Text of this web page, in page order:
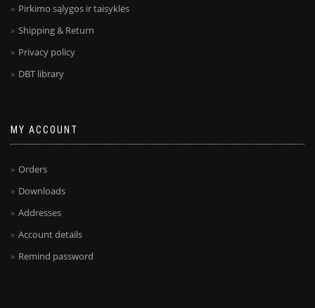
Pirkimo sąlygos ir taisyklės
Shipping & Return
Privacy policy
DBT library
MY ACCOUNT
Orders
Downloads
Addresses
Account details
Remind password